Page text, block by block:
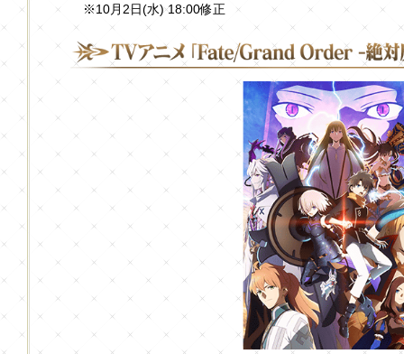
※10月2日(水) 18:00修正